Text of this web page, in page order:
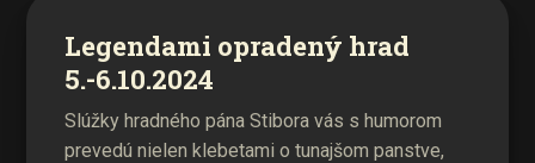
Legendami opradený hrad
5.-6.10.2024
Slúžky hradného pána Stibora vás s humorom
prevedú nielen klebetami o tunajšom panstve,